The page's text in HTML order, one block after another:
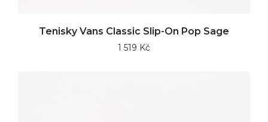
Tenisky Vans Classic Slip-On Pop Sage
1 519 Kč